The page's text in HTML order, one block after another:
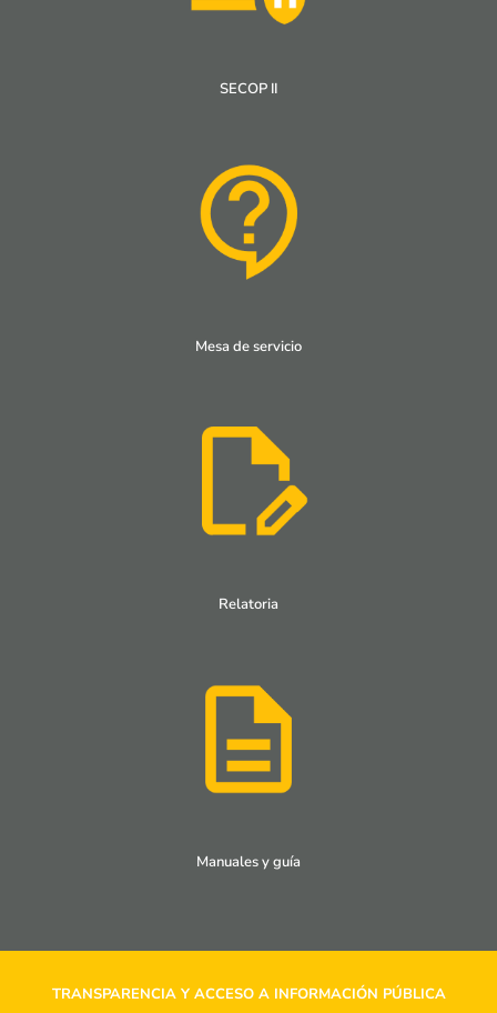
SECOP II
Mesa de servicio
Relatoria
Manuales y guía
TRANSPARENCIA Y ACCESO A INFORMACIÓN PÚBLICA